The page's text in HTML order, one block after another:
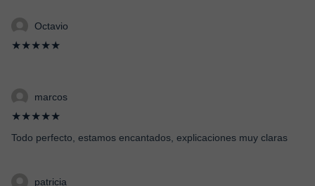
Octavio
★★★★★
marcos
★★★★★
Todo perfecto, estamos encantados, explicaciones muy claras
patricia